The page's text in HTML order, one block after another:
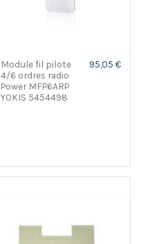
Module fil pilote
4/6 ordres radio
Power MFP6ARP
YOKIS 5454498
95,05 €